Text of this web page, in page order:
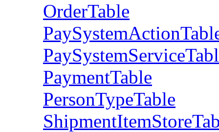
OrderTable
PaymentTable
PersonTypeTable